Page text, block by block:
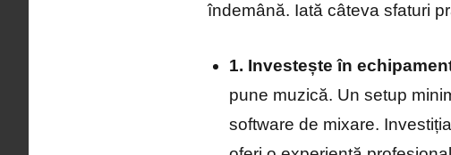
îndemână. Iată câteva sfaturi
1. Investește în
pune muzică. Un setup
software de mixare.